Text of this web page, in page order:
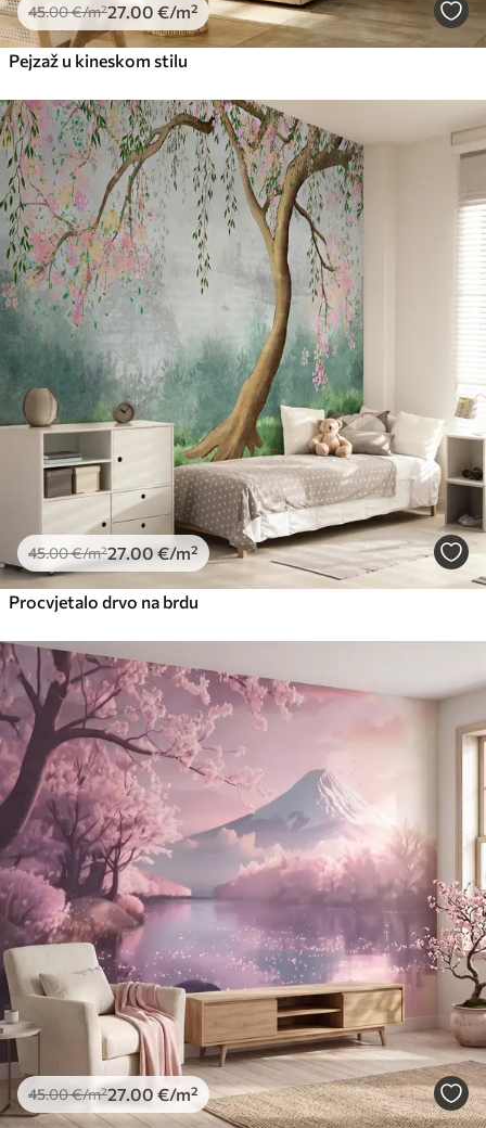
45.00€/m²27.00 €/m²
Pejzaž u kineskom stilu
45.00€/m²27.00 €/m²
Procvjetalo drvo na brdu
45.00€/m²27.00 €/m²